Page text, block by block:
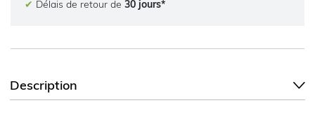
✔ Délais de retour de 30 jours*
Description